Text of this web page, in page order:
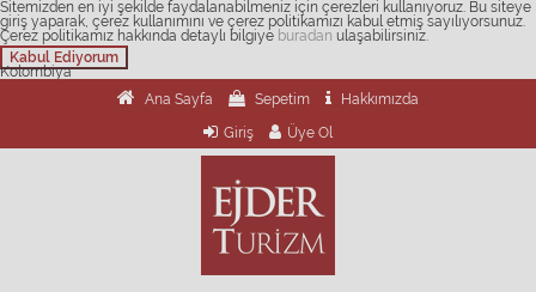
Sitemizden en iyi şekilde faydalanabilmeniz için çerezleri kullanıyoruz. Bu siteye
giriş yaparak, çerez kullanımını ve çerez politikamızı kabul etmiş sayılıyorsunuz.
Çerez politikamız hakkında detaylı bilgiye buradan ulaşabilirsiniz.
Kabul Ediyorum
Kolombiya
Ana Sayfa
Sepetim
Hakkımızda
Giriş
Üye Ol